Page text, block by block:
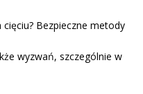
cięciu? Bezpieczne metody
wyzwań, szczególnie w